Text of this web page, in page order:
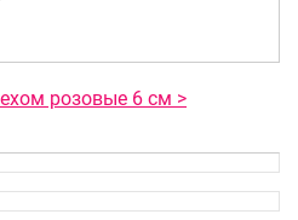
розовые 6 см >